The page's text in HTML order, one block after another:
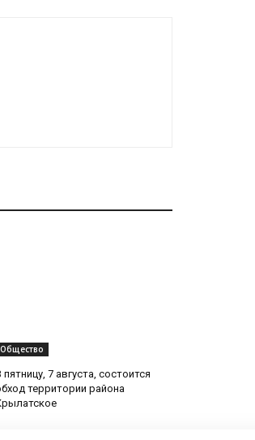
Общество
пятницу, 7 августа, состоится
территории района